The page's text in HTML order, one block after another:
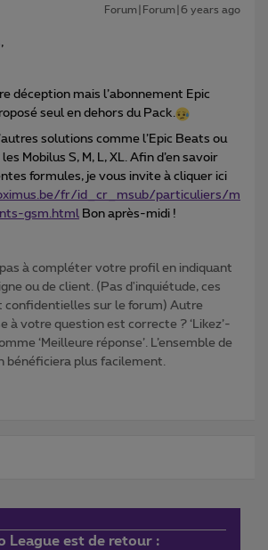
Forum|Forum|6 years ago
,
déception mais l’abonnement Epic
seul en dehors du Pack.
solutions comme l’Epic Beats ou
Mobilus S, M, L, XL. Afin d’en savoir
formules, je vous invite à cliquer ici
fr/id_cr_msub/particuliers/m
gsm.html Bon après-midi !
à compléter votre profil en indiquant
ou de client. (Pas d'inquiétude, ces
confidentielles sur le forum) Autre
à votre question est correcte ? ‘Likez’-
‘Meilleure réponse’. L’ensemble de
bénéficiera plus facilement.
League est de retour :